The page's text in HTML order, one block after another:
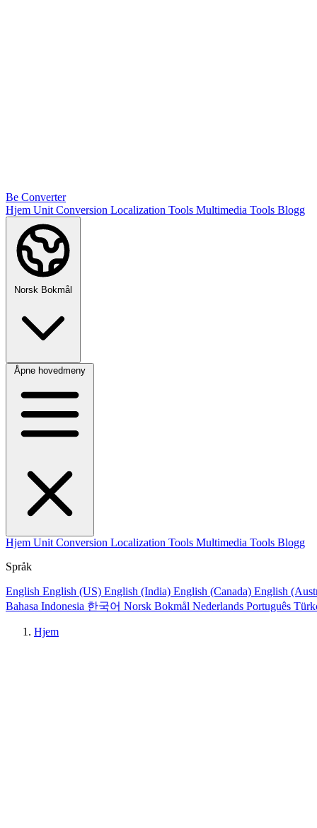
Be Converter
Hjem Unit Conversion Localization Tools Multimedia Tools Blogg
Norsk Bokmål
Åpne hovedmeny
Hjem Unit Conversion Localization Tools Multimedia Tools Blogg
Språk
English English (US) English (India) English (Canada) English
Bahasa Indonesia 한국어 Norsk Bokmål Nederlands Português
Hjem